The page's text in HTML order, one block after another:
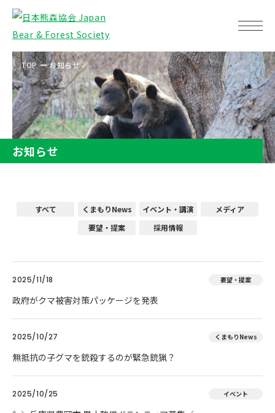
TOP お知らせ
お知らせ
すべて くまもりNews イベント・講演
メディア
要望・提案
採用情報
2025/11/18 要望・提案
政府がクマ被害対策パッケージを発表
2025/10/27 くまもりNews
無抵抗の子グマを銃殺するのが緊急銃猟？
2025/10/25 イベント